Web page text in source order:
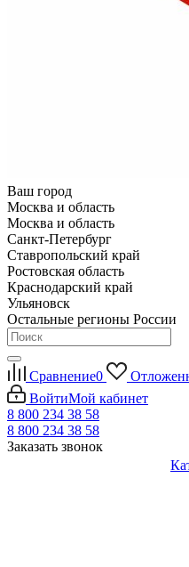
Ваш город
Москва и область
Москва и область
Санкт-Петербург
Ставропольский край
Ростовская область
Краснодарский край
Ульяновск
Остальные регионы России
Сравнение0
ВойтиМой кабинет
8 800 234 38 58
8 800 234 38 58
Заказать звонок